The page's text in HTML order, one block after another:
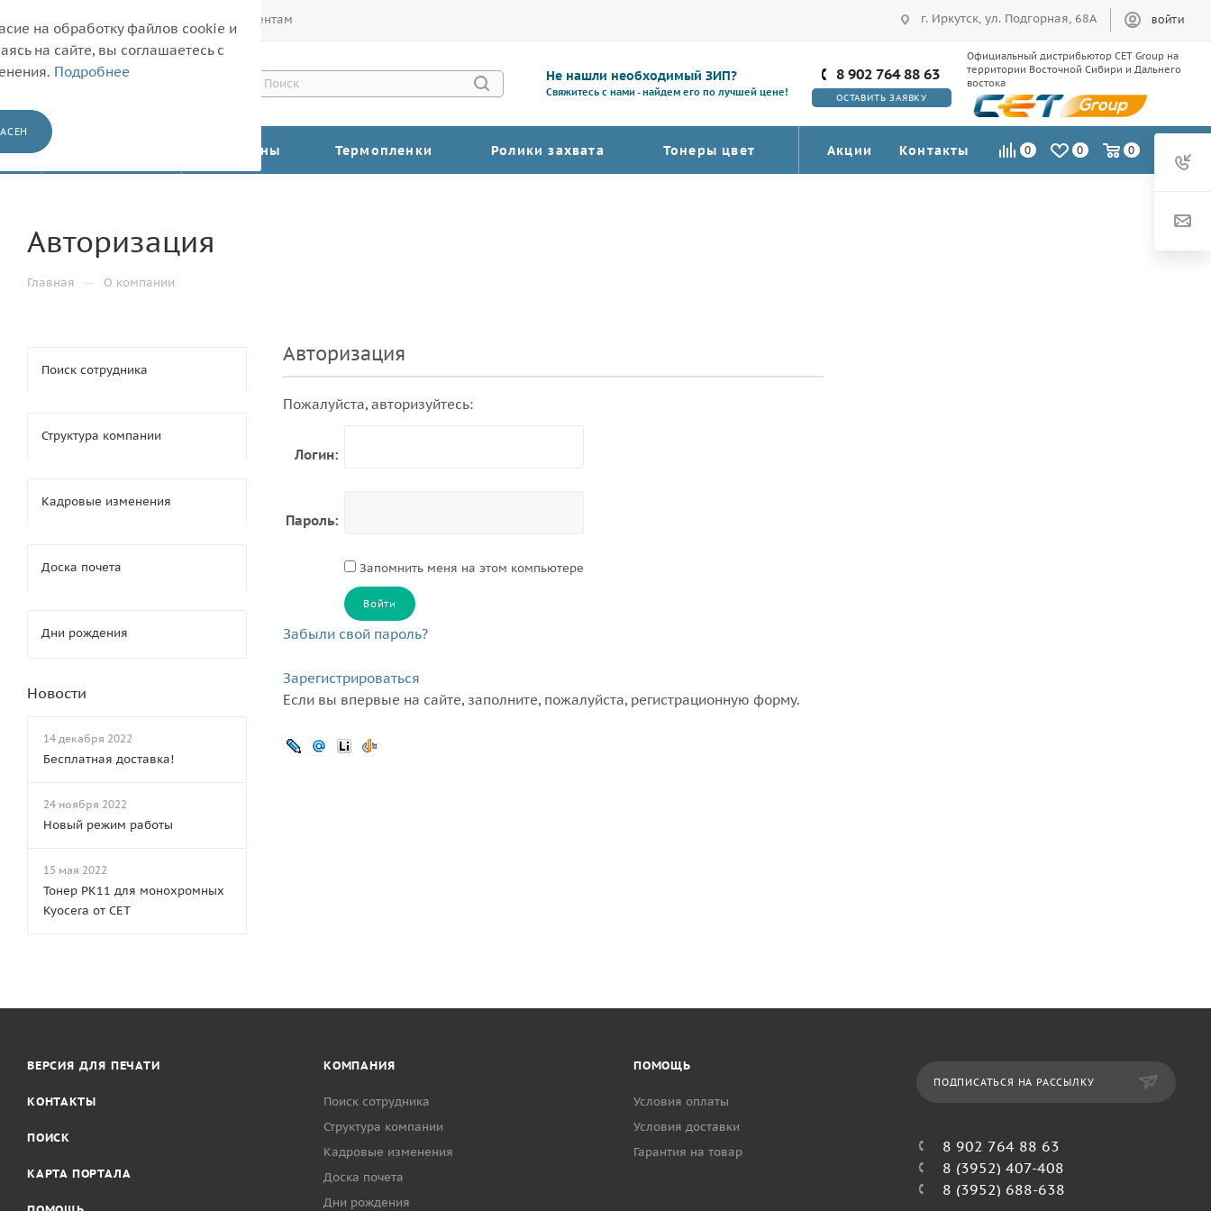
Корпоративным клиентам г. Иркутск, ул. Подгорная, 68А ВОЙТИ
Не нашли необходимый ЗИП?
Свяжитесь с нами - найдем его по лучшей цене!
8 902 764 88 63
ОСТАВИТЬ ЗАЯВКУ
Официальный дистрибьютор CET Group на
территории Восточной Сибири и Дальнего
востока
Барабаны Термопленки Ролики захвата Тонеры цвет Акции Контакты 0 0 0
Авторизация
Главная — О компании
Авторизация
Пожалуйста, авторизуйтесь:
Логин:
Пароль:
Запомнить меня на этом компьютере
Забыли свой пароль?
Зарегистрироваться
Если вы впервые на сайте, заполните, пожалуйста, регистрационную форму.
Поиск сотрудника
Структура компании
Кадровые изменения
Доска почета
Дни рождения
Новости
14 декабря 2022
Бесплатная доставка!
24 ноября 2022
Новый режим работы
15 мая 2022
Тонер PK11 для монохромных
Kyocera от CET
ВЕРСИЯ ДЛЯ ПЕЧАТИ
КОНТАКТЫ
ПОИСК
КАРТА ПОРТАЛА
КОМПАНИЯ
Поиск сотрудника
Структура компании
Кадровые изменения
Доска почета
Дни рождения
ПОМОЩЬ
Условия оплаты
Условия доставки
Гарантия на товар
ПОДПИСАТЬСЯ НА РАССЫЛКУ
8 902 764 88 63
8 (3952) 407-408
8 (3952) 688-638
на обработку файлов cookie и
на сайте, вы соглашаетесь с
Подробнее